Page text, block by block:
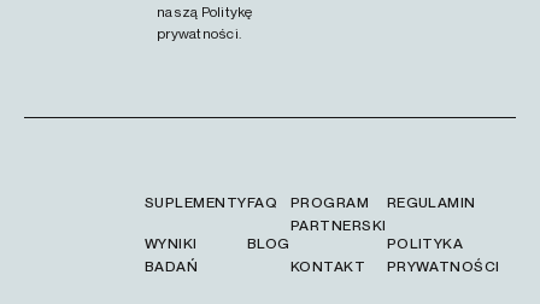
naszą Politykę
prywatności.
SUPLEMENTY
WYNIKI
BADAŃ
FAQ
BLOG
PROGRAM
PARTNERSKI
KONTAKT
REGULAMIN
POLITYKA
PRYWATNOŚCI